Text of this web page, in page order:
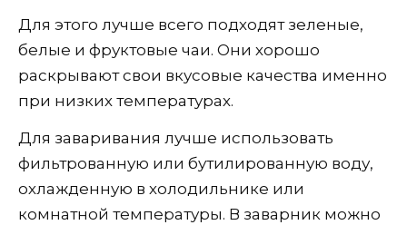
Для этого лучше всего подходят зеленые,
белые и фруктовые чаи. Они хорошо
раскрывают свои вкусовые качества именно
при низких температурах.
Для заваривания лучше использовать
фильтрованную или бутилированную воду,
охлажденную в холодильнике или
комнатной температуры. В заварник можно